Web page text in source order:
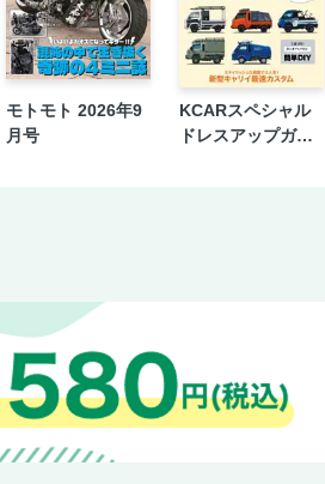
モトモト 2026年9
月号
KCARスペシャル
ドレスアップガイ